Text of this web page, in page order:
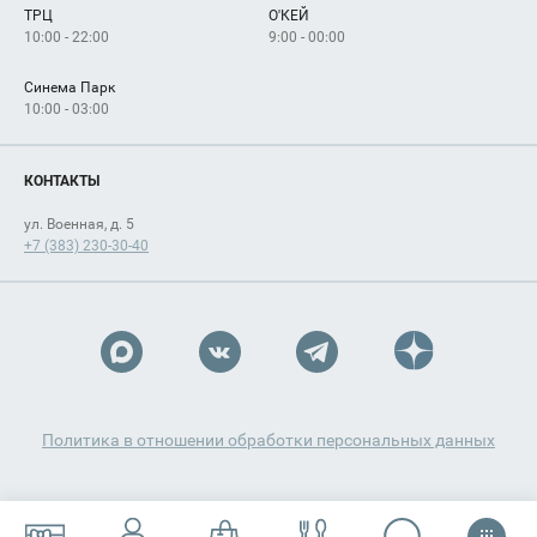
Как добраться
ТРЦ
10:00 - 22:00
О'КЕЙ
9:00 - 00:00
Синема Парк
10:00 - 03:00
КОНТАКТЫ
ул. Военная, д. 5
+7 (383) 230-30-40
Политика в отношении обработки персональных данных